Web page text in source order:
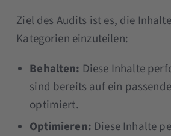
Ziel des Audits ist es, die
Kategorien einzuteilen:
Behalten: Diese Inhalte
sind bereits auf ein
optimiert.
Optimieren: Diese Inhalte